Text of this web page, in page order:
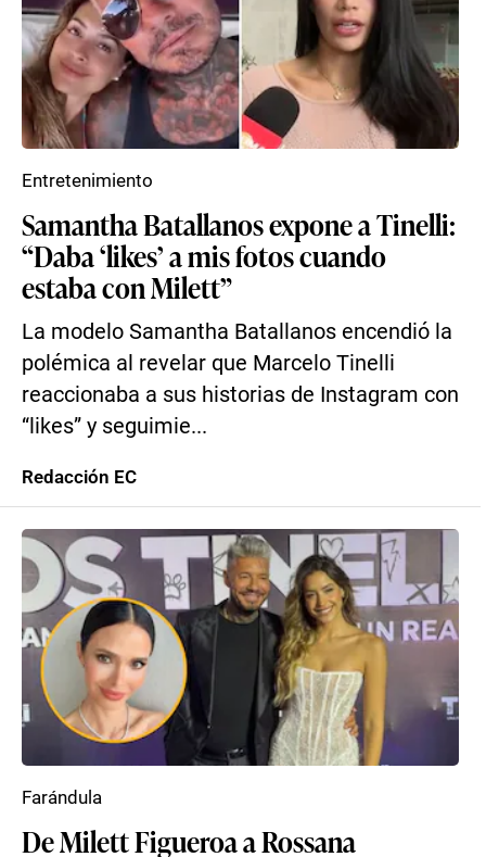
Samantha Batallanos expone a Tinelli:
“Daba ‘likes’ a mis fotos cuando
estaba con Milett”
La modelo Samantha Batallanos encendió la
polémica al revelar que Marcelo Tinelli
reaccionaba a sus historias de Instagram con
“likes” y seguimie...
Entretenimiento
Redacción EC
De Milett Figueroa a Rossana
Farándula